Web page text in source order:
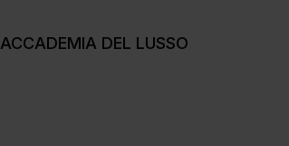
ACCADEMIA DEL LUSSO